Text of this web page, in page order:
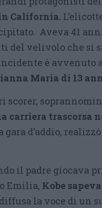
California.
Aveva 41
del velivolo che si
è avvenuto
Maria di 13
scorer,
carriera trascorsa
gara d’addio,
il padre giocava
Emilia, Kobe
la voce di un